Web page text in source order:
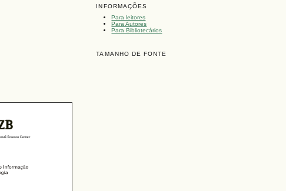
INFORMAÇÕES
Para leitores
Para Autores
Para Bibliotecários
TAMANHO DE FONTE